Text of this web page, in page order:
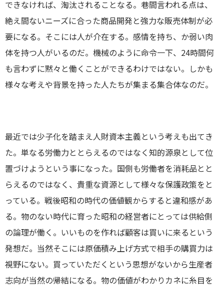
できなければ、淘汰されることなる。巷間言われる点は、
絶え間ないニーズに合った商品開発と強力な販売体制が必
要になる。そこには人が介在する。感情を持ち、か弱い肉
体を持つ人がいるのだ。機械のように命令一下、24時間何
も言わずに黙々と働くことができるわけではない。しかも
様々な考えや背景を持った人たちが集まる集合体なのだ。
最近では少子化を踏まえ人財資本主義という考えも出てき
た。単なる労働力ととらえるのではなく知的源泉として位
置づけようという事になった。国側も労働者を消耗品とと
らえるのではなく、貴重な資源として様々な保護政策をと
っている。戦後昭和の時代の価値観からすると違和感があ
る。物のない時代に育った昭和の経営者にとっては供給側
の論理が働く。いいものを作れば顧客は買いに来るという
発想だ。当然そこには原価積み上げ方式で相手の購買力は
視野にない。買っていただくという思想がないから生産者
志向が当然の帰結になる。物の価値がわかりカネに糸目を